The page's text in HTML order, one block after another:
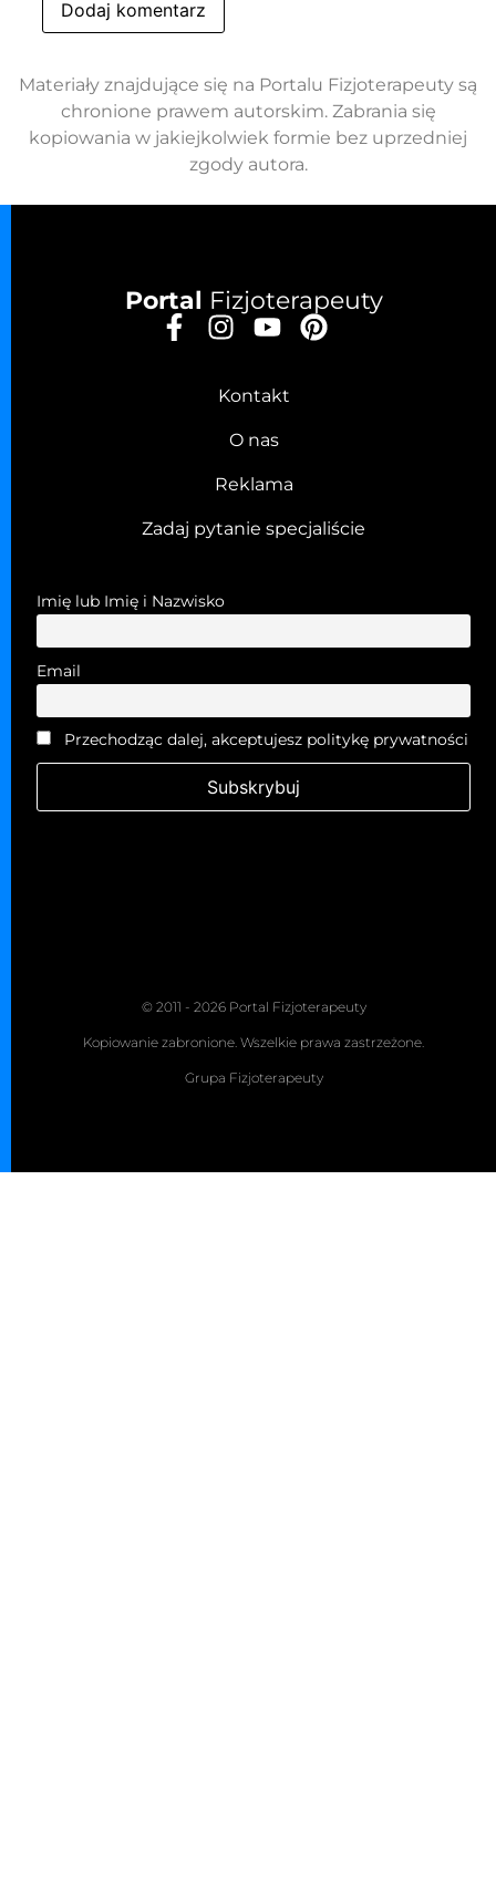
Materiały znajdujące się na Portalu Fizjoterapeuty są
chronione prawem autorskim. Zabrania się
kopiowania w jakiejkolwiek formie bez uprzedniej
zgody autora.
Portal Fizjoterapeuty
Kontakt
O nas
Reklama
Zadaj pytanie specjaliście
Imię lub Imię i Nazwisko
Email
Przechodząc dalej, akceptujesz politykę prywatności
© 2011 - 2026 Portal Fizjoterapeuty
Kopiowanie zabronione. Wszelkie prawa zastrzeżone.
Grupa Fizjoterapeuty